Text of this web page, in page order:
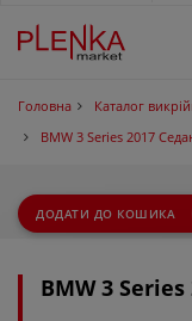
Головна Каталог
BMW 3 Series 2017
ДОДАТИ ДО КОШИКА
BMW 3